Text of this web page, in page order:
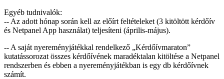
Egyéb tudnivalók:
-- Az adott hónap során kell az előírt feltételeket (3 kitöltött kérdőív
és Netpanel App használat) teljesíteni (április-május).
-- A saját nyereményjátékkal rendelkező „Kérdőívmaraton”
kutatássorozat összes kérdőívének maradéktalan kitöltése a Netpanel
rendszerben és ebben a nyereményjátékban is egy db kérdőívnek
számít.